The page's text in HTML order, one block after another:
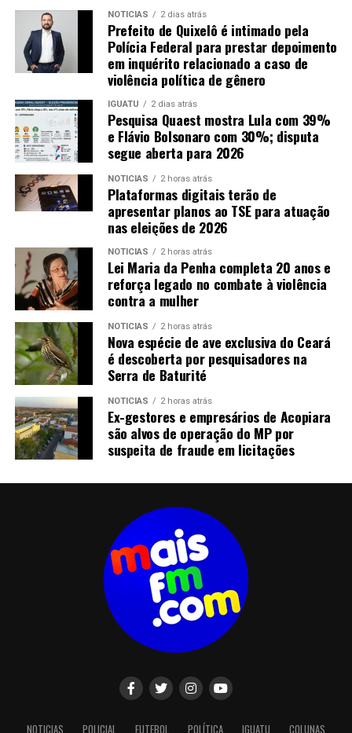
NOTICIAS 2 dias atrás
Prefeito de Quixelô é intimado pela
Polícia Federal para prestar depoimento
em inquérito relacionado a caso de
violência política de gênero
IGUATU 2 dias atrás
Pesquisa Quaest mostra Lula com 39%
e Flávio Bolsonaro com 30%; disputa
segue aberta para 2026
NOTICIAS 2 horas atrás
Plataformas digitais terão de
apresentar planos ao TSE para atuação
nas eleições de 2026
NOTICIAS 2 horas atrás
Lei Maria da Penha completa 20 anos e
reforça legado no combate à violência
contra a mulher
NOTICIAS 2 horas atrás
Nova espécie de ave exclusiva do Ceará
é descoberta por pesquisadores na
Serra de Baturité
NOTICIAS 2 horas atrás
Ex-gestores e empresários de Acopiara
são alvos de operação do MP por
suspeita de fraude em licitações
NOTICIAS POLICIAL FUTEBOL POLÍTICA IGUATU COLUNAS